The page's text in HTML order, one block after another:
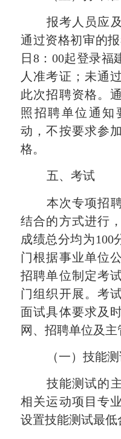
报考人员应
通过资格初审的
日8：00起登录福
人准考证；未通
此次招聘资格。
照招聘单位通知
动，不按要求参
格。
五、考试
本次专项招
结合的方式进行
成绩总分均为100
门根据事业单位
招聘单位制定考
门组织开展。考
面试具体要求及
网、招聘单位及主
（一）技能
技能测试的
相关运动项目专
设置技能测试最